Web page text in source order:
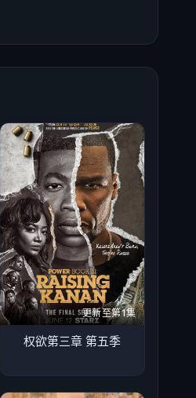
更新至第1集
权欲第三章 第五季